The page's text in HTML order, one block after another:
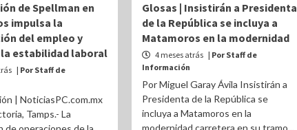
de Spellman en
impulsa la
del empleo y
estabilidad laboral
| Por Staff de
| NoticiasPC.com.mx
Tamps.- La
Glosas | Insistirán a Presidenta
de la República se incluya a
Matamoros en la modernidad
4 meses atrás | Por Staff de
Información
Por Miguel Garay Ávila Insistirán a
Presidenta de la República se
incluya a Matamoros en la
modernidad carretera en su tramo...